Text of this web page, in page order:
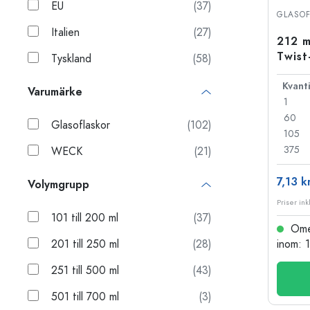
Glasflaskor
EU
(37)
Italien
(27)
Tyskland
(58)
Varumärke
Glasoflaskor
(102)
WECK
(21)
Volymgrupp
101 till 200 ml
(37)
201 till 250 ml
(28)
251 till 500 ml
(43)
501 till 700 ml
(3)
212
1
60
105
375
7,13
Priser
inom: